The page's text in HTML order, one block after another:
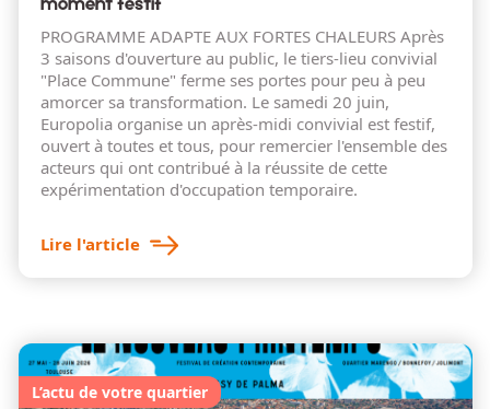
moment festif
PROGRAMME ADAPTE AUX FORTES CHALEURS Après
3 saisons d'ouverture au public, le tiers-lieu convivial
"Place Commune" ferme ses portes pour peu à peu
amorcer sa transformation. Le samedi 20 juin,
Europolia organise un après-midi convivial est festif,
ouvert à toutes et tous, pour remercier l'ensemble des
acteurs qui ont contribué à la réussite de cette
expérimentation d'occupation temporaire.
Lire l'article
L’actu de votre quartier